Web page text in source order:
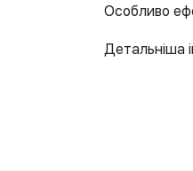
Особливо
Детальніша